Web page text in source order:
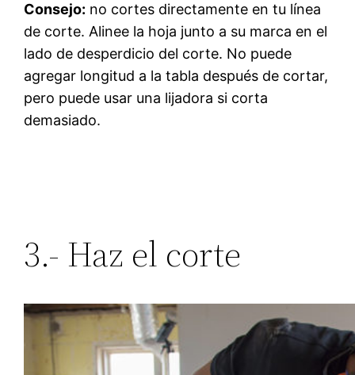
Consejo: no cortes directamente en tu línea
de corte. Alinee la hoja junto a su marca en el
lado de desperdicio del corte. No puede
agregar longitud a la tabla después de cortar,
pero puede usar una lijadora si corta
demasiado.
3.- Haz el corte